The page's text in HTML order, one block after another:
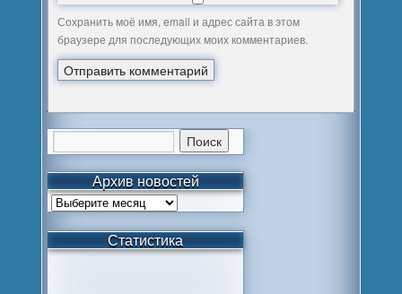
Сохранить моё имя, email и адрес сайта в этом
браузере для последующих моих комментариев.
Архив новостей
Статистика